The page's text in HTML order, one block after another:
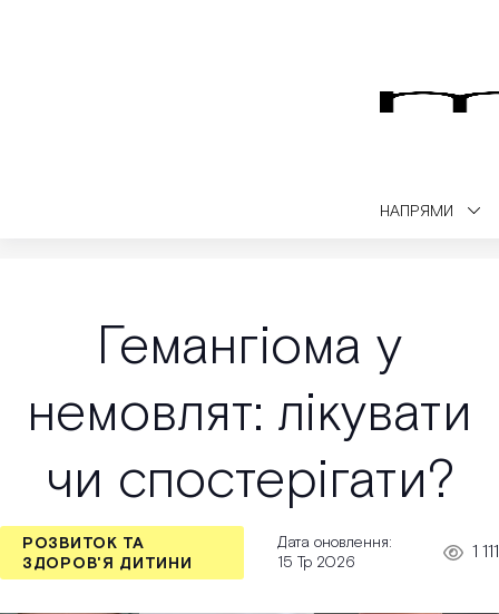
НАПРЯМИ
Гемангіома у
немовлят: лікувати
чи спостерігати?
РОЗВИТОК ТА
ЗДОРОВ'Я ДИТИНИ
Дата оновлення:
15 Тр 2026
1 111